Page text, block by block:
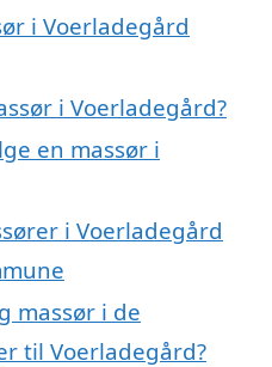
i Voerladegård
i Voerladegård?
en massør i
i Voerladegård
massør i de
til Voerladegård?